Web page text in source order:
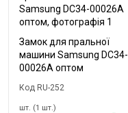
Замок для пральної
машини Samsung DC34-
00026A оптом
Код RU-252
шт. (1 шт.)